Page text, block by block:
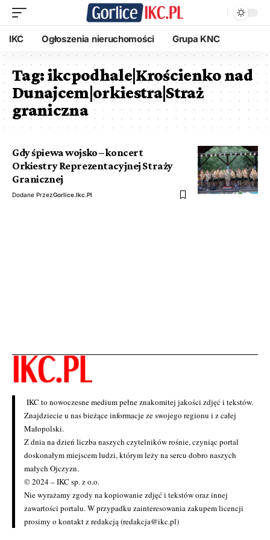
IKC Ogłoszenia nieruchomości Grupa KNC
Tag:ikcpodhale|Krościenko nad
Dunajcem|orkiestra|Straż
graniczna
Gdy śpiewa wojsko – koncert
Orkiestry Reprezentacyjnej Straży
Granicznej
Dodane PrzezGorlice.ikc.pl
IKC to nowoczesne medium pełne znakomitej jakości zdjęć i tekstów.
Znajdziecie u nas bieżące informacje ze swojego regionu i z całej
Małopolski.
Z dnia na dzień liczba naszych czytelników rośnie, czyniąc portal
doskonałym miejscem ludzi, którym leży na sercu dobro naszych
małych Ojczyzn.
© 2024 – IKC sp. z o.o.
Nie wyrażamy zgody na kopiowanie zdjęć i tekstów oraz innej
zawartości portalu. W przypadku zainteresowania zakupem licencji
prosimy o kontakt z redakcją (redakcja@ikc.pl)